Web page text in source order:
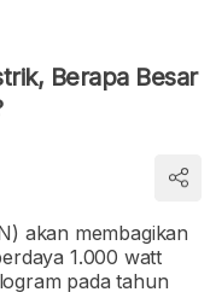
Berapa Besar
akan membagikan
1.000 watt
pada tahun